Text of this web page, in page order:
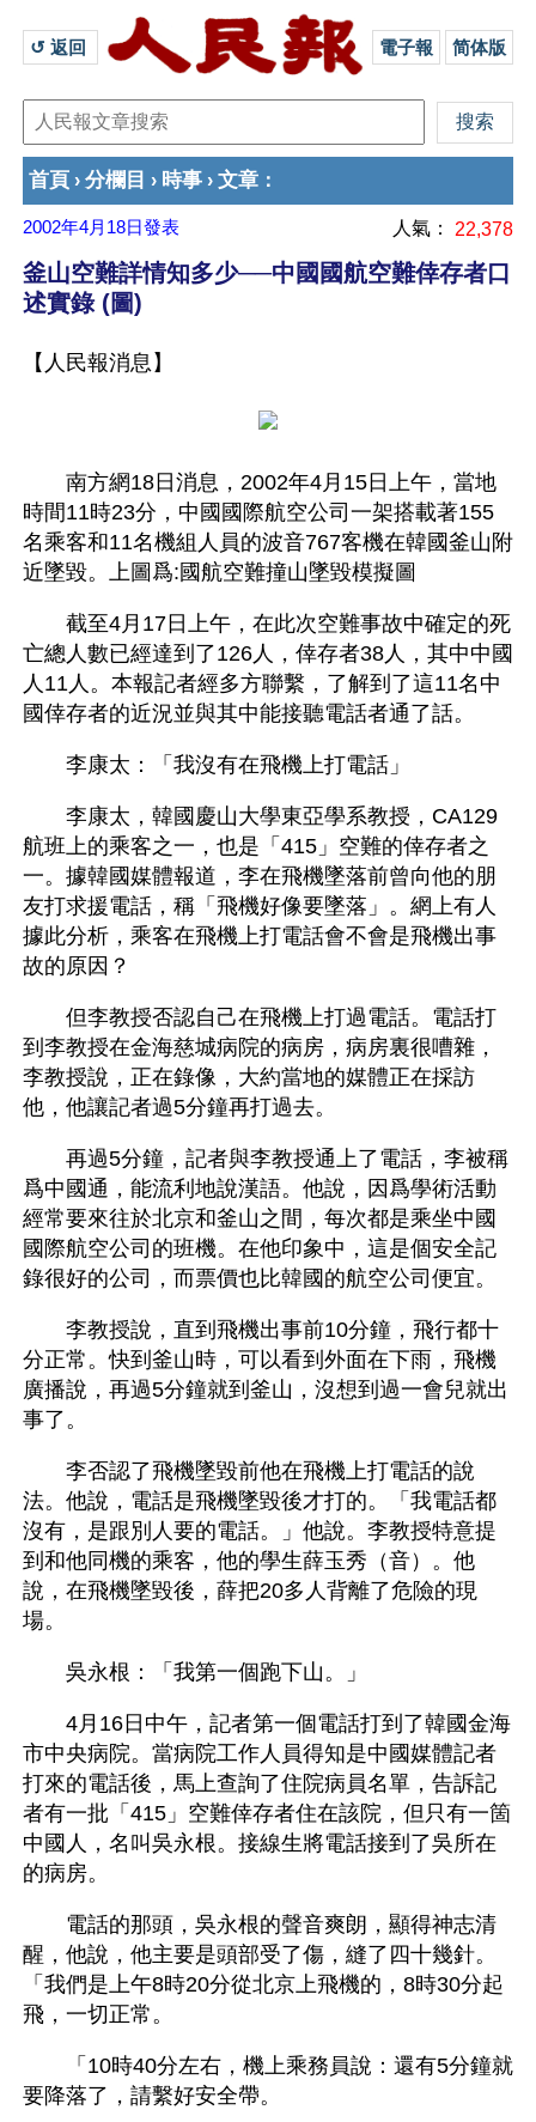
↺ 返回 電子報 简体版
首頁 › 分欄目 › 時事 › 文章 ：
2002年4月18日發表 人氣： 22,378
釜山空難詳情知多少──中國國航空難倖存者口
述實錄 (圖)
【人民報消息】
南方網18日消息，2002年4月15日上午，當地
時間11時23分，中國國際航空公司一架搭載著155
名乘客和11名機組人員的波音767客機在韓國釜山附
近墜毀。上圖爲:國航空難撞山墜毀模擬圖
截至4月17日上午，在此次空難事故中確定的死
亡總人數已經達到了126人，倖存者38人，其中中國
人11人。本報記者經多方聯繫，了解到了這11名中
國倖存者的近況並與其中能接聽電話者通了話。
李康太：「我沒有在飛機上打電話」
李康太，韓國慶山大學東亞學系教授，CA129
航班上的乘客之一，也是「415」空難的倖存者之
一。據韓國媒體報道，李在飛機墜落前曾向他的朋
友打求援電話，稱「飛機好像要墜落」。網上有人
據此分析，乘客在飛機上打電話會不會是飛機出事
故的原因？
但李教授否認自己在飛機上打過電話。電話打
到李教授在金海慈城病院的病房，病房裏很嘈雜，
李教授說，正在錄像，大約當地的媒體正在採訪
他，他讓記者過5分鐘再打過去。
再過5分鐘，記者與李教授通上了電話，李被稱
爲中國通，能流利地說漢語。他說，因爲學術活動
經常要來往於北京和釜山之間，每次都是乘坐中國
國際航空公司的班機。在他印象中，這是個安全記
錄很好的公司，而票價也比韓國的航空公司便宜。
李教授說，直到飛機出事前10分鐘，飛行都十
分正常。快到釜山時，可以看到外面在下雨，飛機
廣播說，再過5分鐘就到釜山，沒想到過一會兒就出
事了。
李否認了飛機墜毀前他在飛機上打電話的說
法。他說，電話是飛機墜毀後才打的。「我電話都
沒有，是跟別人要的電話。」他說。李教授特意提
到和他同機的乘客，他的學生薛玉秀（音）。他
說，在飛機墜毀後，薛把20多人背離了危險的現
場。
吳永根：「我第一個跑下山。」
4月16日中午，記者第一個電話打到了韓國金海
市中央病院。當病院工作人員得知是中國媒體記者
打來的電話後，馬上查詢了住院病員名單，告訴記
者有一批「415」空難倖存者住在該院，但只有一箇
中國人，名叫吳永根。接線生將電話接到了吳所在
的病房。
電話的那頭，吳永根的聲音爽朗，顯得神志清
醒，他說，他主要是頭部受了傷，縫了四十幾針。
「我們是上午8時20分從北京上飛機的，8時30分起
飛，一切正常。
「10時40分左右，機上乘務員說：還有5分鐘就
要降落了，請繫好安全帶。